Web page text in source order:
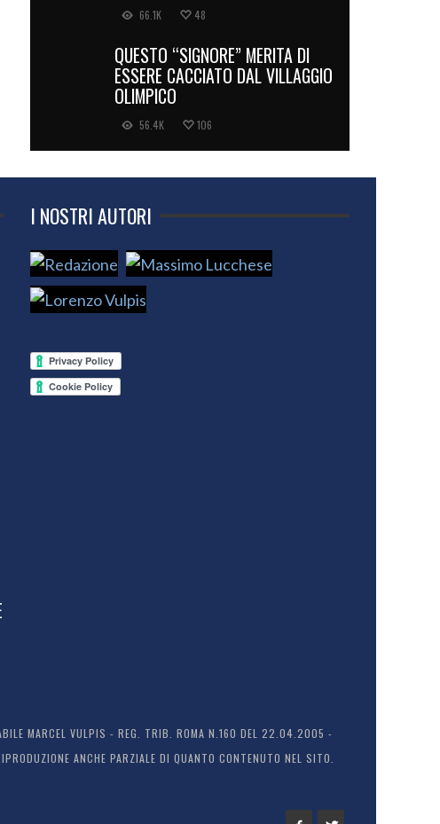
66.1K 48
QUESTO “SIGNORE” MERITA DI
ESSERE CACCIATO DAL VILLAGGIO
OLIMPICO
56.4K 106
I NOSTRI AUTORI
MARCEL VULPIS - REG. TRIB. ROMA N.160 DEL 22.04.2005 -
ANCHE PARZIALE DI QUANTO CONTENUTO NEL SITO.